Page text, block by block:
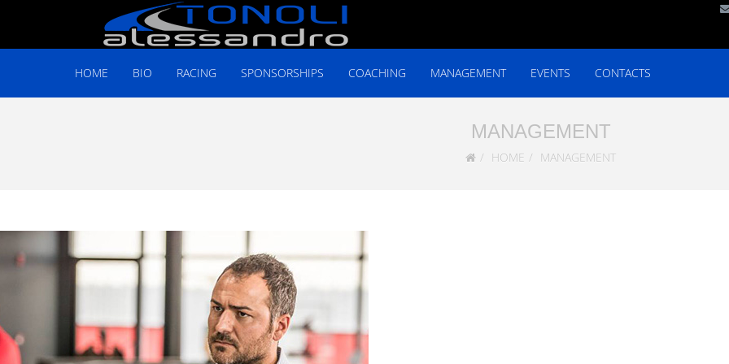
HOME BIO RACING SPONSORSHIPS COACHING MANAGEMENT EVENTS CONTACTS
MANAGEMENT
HOME MANAGEMENT